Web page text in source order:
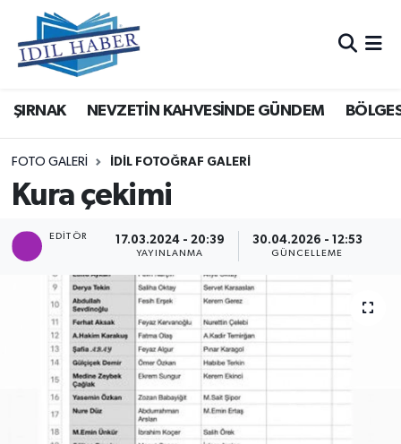
ŞIRNAK NEVZETİN KAHVESİNDE GÜNDEM
FOTO GALERI İDİL FOTOĞRAF GALERİ
Kura çekimi
EDITÖR 17.03.2024 - 20:39
YAYINLANMA
30.04.2026 - 12:53
GÜNCELLEME
Nöbetçi Eczaneler
Hava Durumu
Trafik Durumu
Süper Lig Puan Durumu ve Fikstür
Tüm Manşetler
Son Dakika Haberleri
Haber Arşivi